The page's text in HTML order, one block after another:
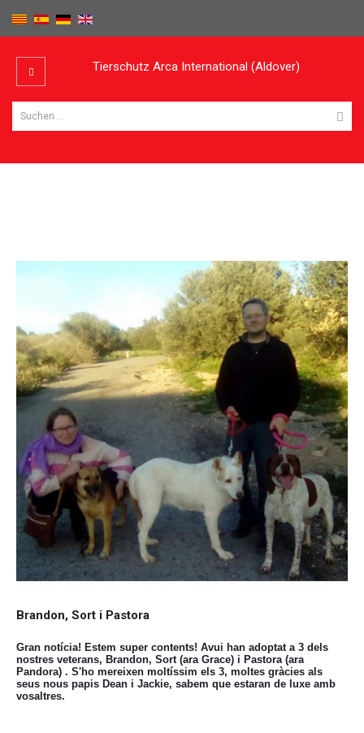
Tierschutz Arca International (Aldover)
Brandon, Sort i Pastora
Gran notícia! Estem super contents! Avui han adoptat a 3 dels
nostres veterans, Brandon, Sort (ara Grace) i Pastora (ara
Pandora) . S'ho mereixen moltíssim els 3, moltes gràcies als
seus nous papis Dean i Jackie, sabem que estaran de luxe amb
vosaltres.